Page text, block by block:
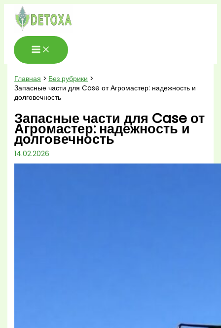
Перейти
содержимому
Главная
Без рубрики
Запасные части для Case от Агромастер: надежность и
долговечность
Запасные части для Case от
Агромастер: надежность и
долговечность
14.02.2026